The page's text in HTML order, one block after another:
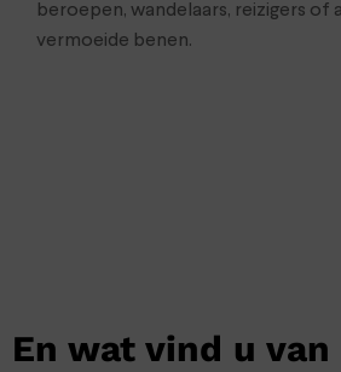
beroepen, wandelaars, reizigers of
vermoeide benen.
En wat vind u van